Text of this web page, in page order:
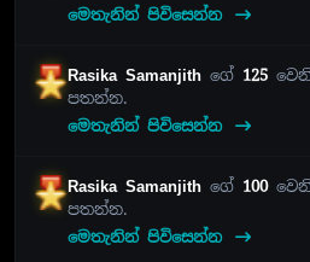
මෙතැනින් පිවිසෙන්න
Rasika Samanjithගේ 125
පතන්න.
මෙතැනින් පිවිසෙන්න
Rasika Samanjithගේ 100
පතන්න.
මෙතැනින් පිවිසෙන්න